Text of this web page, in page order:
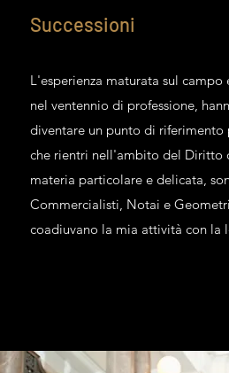
Successioni
L'esperienza maturata sul
nel ventennio di professione,
diventare un punto di
che rientri nell'ambito del Diritto
materia particolare e delicata,
Commercialisti, Notai e
coadiuvano la mia attività con la